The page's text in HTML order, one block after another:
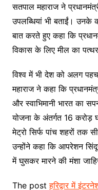
सतपाल महाराज ने
उपलब्धियां भी बताईं। उनके
बात करते हुए कहा कि
विकास के लिए मील का पत्थर
विश्व में भी देश को अलग
महाराज ने कहा कि
और स्वाभिमानी भारत का
योजना के अंतर्गत 16 करोड़
मेट्रो सिर्फ पांच शहरों तक
उन्होंने कहा कि आपरेशन
में घुसकर मारने की मंशा
The postहरिद्वार में